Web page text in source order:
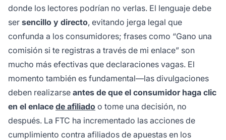
donde los lectores podrían no verlas. El lenguaje debe
ser sencillo y directo, evitando jerga legal que
confunda a los consumidores; frases como “Gano una
comisión si te registras a través de mi enlace” son
mucho más efectivas que declaraciones vagas. El
momento también es fundamental—las divulgaciones
deben realizarse antes de que el consumidor haga clic
en el enlace de afiliado o tome una decisión, no
después. La FTC ha incrementado las acciones de
cumplimiento contra afiliados de apuestas en los